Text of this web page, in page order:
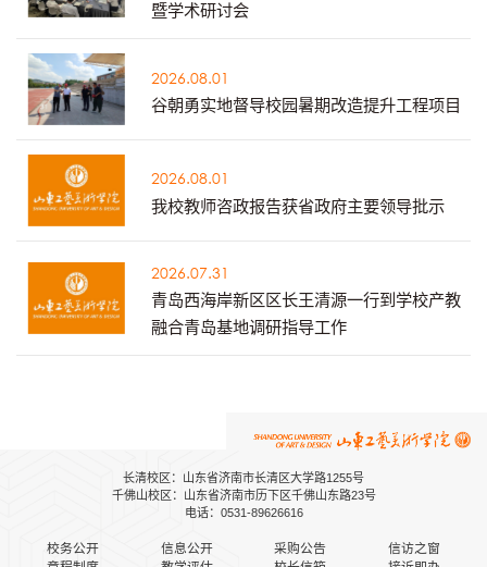
暨学术研讨会
2026.08.01
谷朝勇实地督导校园暑期改造提升工程项目
2026.08.01
我校教师咨政报告获省政府主要领导批示
2026.07.31
青岛西海岸新区区长王清源一行到学校产教
融合青岛基地调研指导工作
长清校区：山东省济南市长清区大学路1255号
千佛山校区：山东省济南市历下区千佛山东路23号
电话：0531-89626616
校务公开 信息公开 采购公告
信访之窗